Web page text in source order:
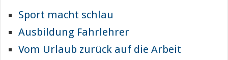
Sport macht schlau
Ausbildung Fahrlehrer
Vom Urlaub zurück auf die Arbeit